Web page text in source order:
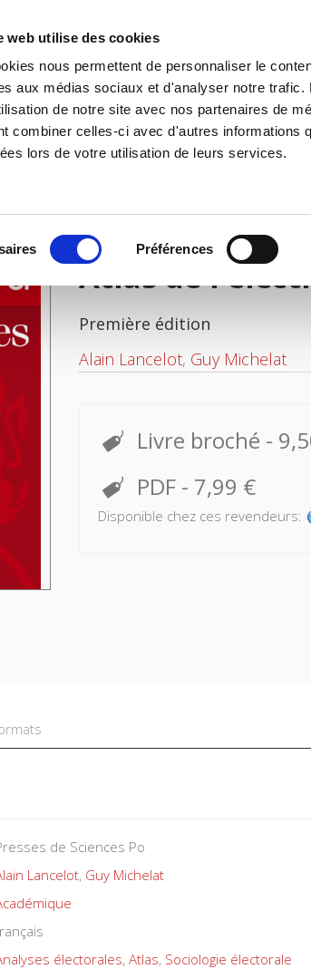
web utilise des cookies
nous permettent de personnaliser le
aux médias sociaux et d'analyser notre
de notre site avec nos partenaires de
combiner celles-ci avec d'autres informations
lors de votre utilisation de leurs services.
Préférences
Accueil Environnement
Atlas de
Première édition
Alain Lancelot, Guy Michelat
Livre broché -
PDF - 7,99 €
Disponible chez ces revendeurs:
de Sciences Po
Lancelot, Guy Michelat
électorales, Atlas, Sociologie électorale